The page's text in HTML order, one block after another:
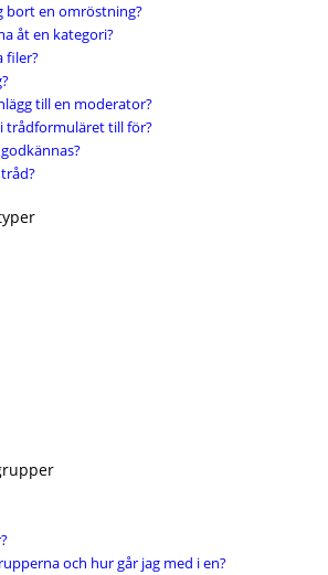
bort en omröstning?
åt en kategori?
filer?
till en moderator?
i trådformuläret till för?
och hur går jag med i en?